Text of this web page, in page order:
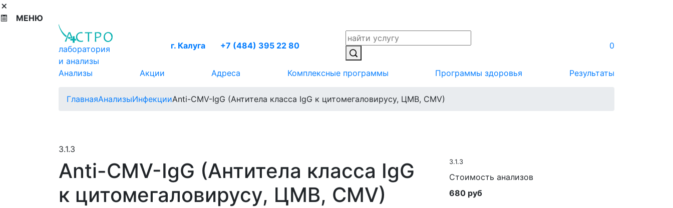
МЕНЮ
лаборатория
и анализы
г. Калуга +7 (484) 395 22 80 0
Анализы Акции Адреса Комплексные программы Программы здоровья Результаты
ГлавнаяАнализыИнфекцииAnti-CMV-IgG (Антитела класса IgG к цитомегаловирусу, ЦМВ, CMV)
3.1.3
Anti-CMV-IgG (Антитела класса IgG
к цитомегаловирусу, ЦМВ, CMV)
3.1.3
Стоимость анализов
680 руб